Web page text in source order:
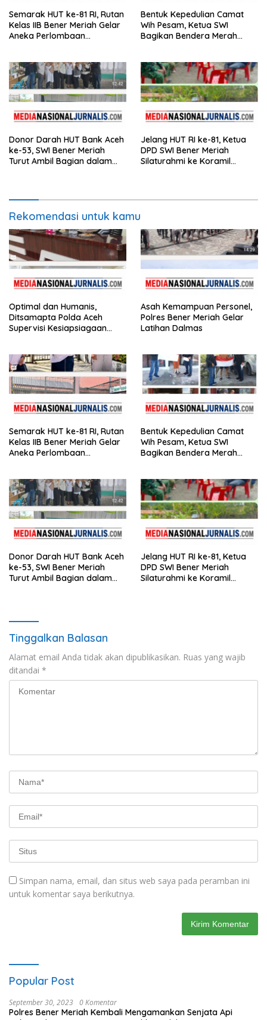
Semarak HUT ke-81 RI, Rutan
Kelas IIB Bener Meriah Gelar
Aneka Perlombaan
Bentuk Kepedulian Camat
Wih Pesam, Ketua SWI
Bagikan Bendera Merah
Donor Darah HUT Bank Aceh
ke-53, SWI Bener Meriah
Turut Ambil Bagian dalam
Jelang HUT RI ke-81, Ketua
DPD SWI Bener Meriah
Silaturahmi ke Koramil
Rekomendasi untuk kamu
Optimal dan Humanis,
Ditsamapta Polda Aceh
Supervisi Kesiapsiagaan
Asah Kemampuan Personel,
Polres Bener Meriah Gelar
Latihan Dalmas
Semarak HUT ke-81 RI, Rutan
Kelas IIB Bener Meriah Gelar
Aneka Perlombaan
Bentuk Kepedulian Camat
Wih Pesam, Ketua SWI
Bagikan Bendera Merah
Donor Darah HUT Bank Aceh
ke-53, SWI Bener Meriah
Turut Ambil Bagian dalam
Jelang HUT RI ke-81, Ketua
DPD SWI Bener Meriah
Silaturahmi ke Koramil
Tinggalkan Balasan
Alamat email Anda tidak akan dipublikasikan. Ruas yang wajib
ditandai *
Simpan nama, email, dan situs web saya pada peramban ini
untuk komentar saya berikutnya.
Popular Post
September 30, 2023 0 Komentar
Polres Bener Meriah Kembali Mengamankan Senjata Api